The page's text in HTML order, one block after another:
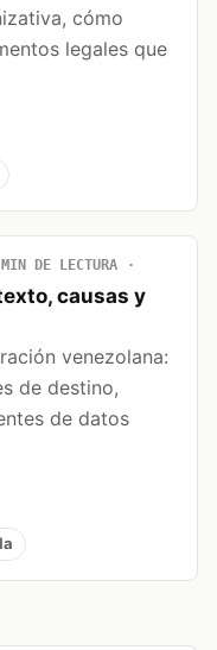
cómo
legales que
DE LECTURA
causas y
venezolana:
de destino,
de datos